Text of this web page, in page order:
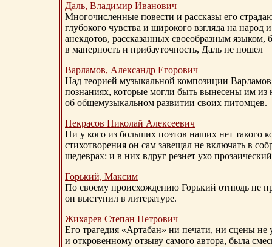
Даль, Владимир Иванович
Многочисленные повести и рассказы его
глубокого чувства и широкого взгляда на
анекдотов, рассказанных своеобразным
в манерность и прибауточность, Даль не пошел
Варламов, Александр Егорович
Над теорией музыкальной композиции
познаниях, которые могли быть вынесены им из
об общемузыкальном развитии своих питомцев.
Некрасов Николай Алексеевич
Ни у кого из больших поэтов наших нет такого
стихотворения он сам завещал не включать в
шедеврах: и в них вдруг резнет ухо
Горький, Максим
По своему происхождению Горький отнюдь не
он выступил в литературе.
Жихарев Степан Петрович
Его трагедия «Артабан» ни печати, ни сцены
и откровенному отзыву самого автора, была